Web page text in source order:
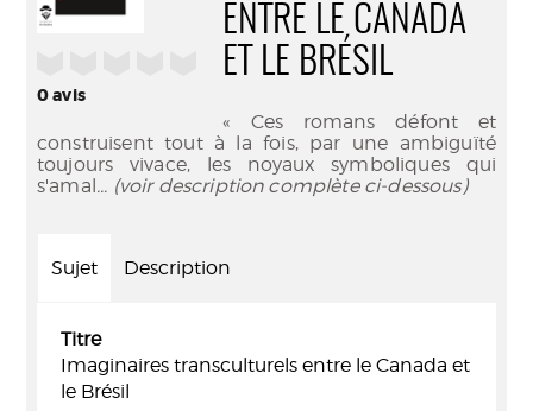
0avis
ENTRE LE CANADA
ET LE BRÉSIL
« Ces romans défont et
construisent tout à la fois, par une ambiguïté
toujours vivace, les noyaux symboliques qui
s'amal... (voir description complète ci-dessous)
Sujet Description
Titre
Imaginaires transculturels entre le Canada et
le Brésil